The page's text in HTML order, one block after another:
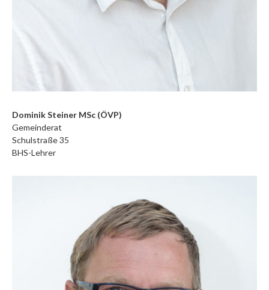
Dominik Steiner MSc (ÖVP)
Gemeinderat
Schulstraße 35
BHS-Lehrer